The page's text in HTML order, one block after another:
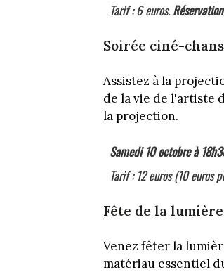
Tarif : 6 euros.
Soirée ciné-
Assistez à la
de la vie de l'artiste
la projection.
Samedi 10 octobre à
Tarif : 12 euros (10 euros
Fête de la
Venez fêter la
matériau essentiel